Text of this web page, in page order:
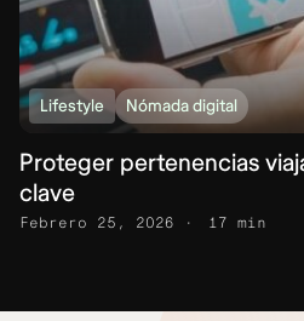
Lifestyle Nómada digital
Proteger pertenencias
clave
Febrero 25, 2026 17 min